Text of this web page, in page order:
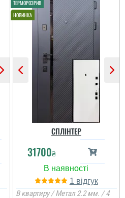
Женя
Вся сім'я задоволена
дверима, дуже
товстелезні та міцні на
вид двері, покриття яке
нічого ок боїться,
встановили швидко....
СПЛІНТЕР
31700₴
1
В квартиру / Метал 2.2 мм. / 4